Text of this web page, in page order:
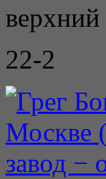
верхний
22-2